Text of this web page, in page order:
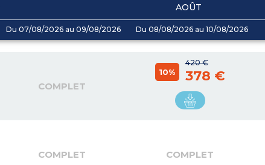
AOÛT
Du 07/08/2026 au 09/08/2026 Du 08/08/2026 au 10/08/2026
COMPLET
420 €
10% 378 €
COMPLET COMPLET